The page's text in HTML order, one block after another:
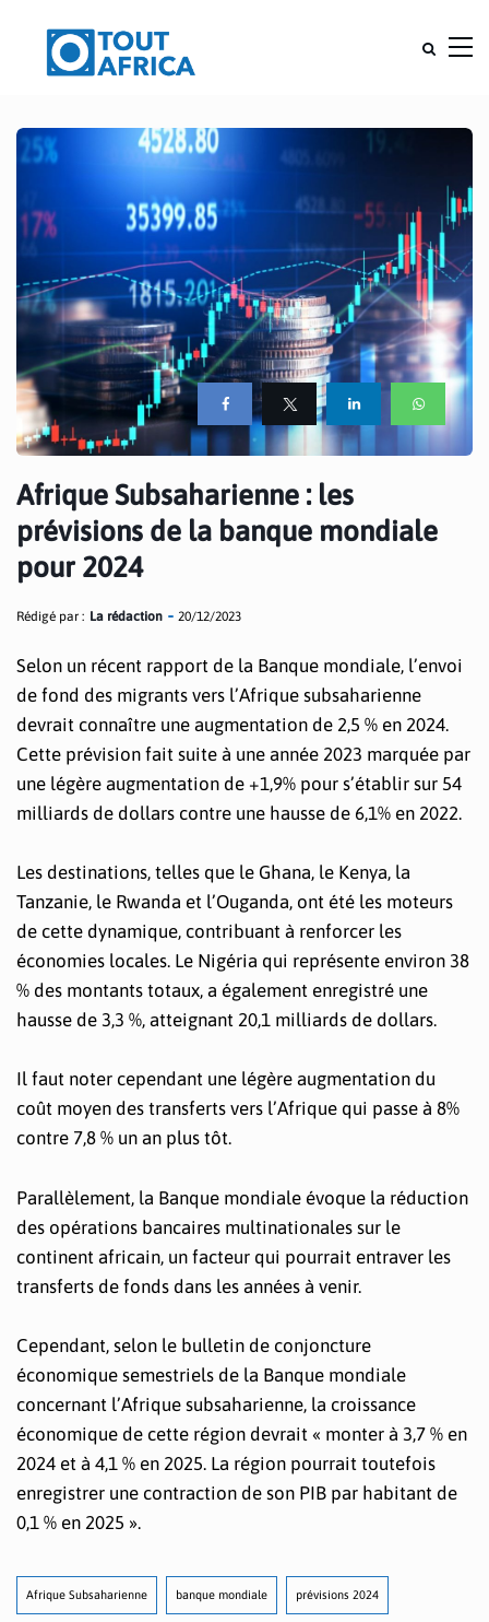
Afrique Subsaharienne : les
prévisions de la banque mondiale
pour 2024
Rédigé par : La rédaction 20/12/2023
Selon un récent rapport de la Banque mondiale, l’envoi
de fond des migrants vers l’Afrique subsaharienne
devrait connaître une augmentation de 2,5 % en 2024.
Cette prévision fait suite à une année 2023 marquée par
une légère augmentation de +1,9% pour s’établir sur 54
milliards de dollars contre une hausse de 6,1% en 2022.
Les destinations, telles que le Ghana, le Kenya, la
Tanzanie, le Rwanda et l’Ouganda, ont été les moteurs
de cette dynamique, contribuant à renforcer les
économies locales. Le Nigéria qui représente environ 38
% des montants totaux, a également enregistré une
hausse de 3,3 %, atteignant 20,1 milliards de dollars.
Il faut noter cependant une légère augmentation du
coût moyen des transferts vers l’Afrique qui passe à 8%
contre 7,8 % un an plus tôt.
Parallèlement, la Banque mondiale évoque la réduction
des opérations bancaires multinationales sur le
continent africain, un facteur qui pourrait entraver les
transferts de fonds dans les années à venir.
Cependant, selon le bulletin de conjoncture
économique semestriels de la Banque mondiale
concernant l’Afrique subsaharienne, la croissance
économique de cette région devrait « monter à 3,7 % en
2024 et à 4,1 % en 2025. La région pourrait toutefois
enregistrer une contraction de son PIB par habitant de
0,1 % en 2025 ».
Afrique Subsaharienne banque mondiale prévisions 2024